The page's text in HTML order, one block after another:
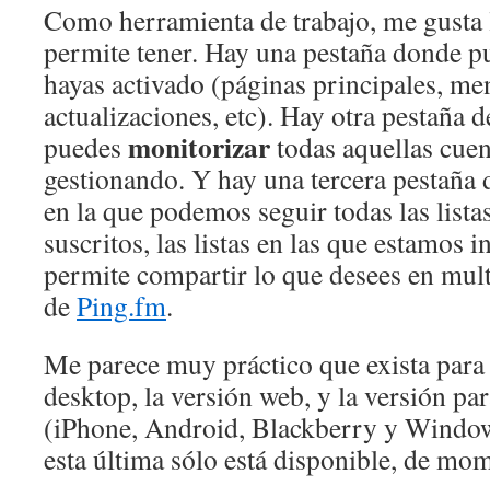
Como herramienta de trabajo, me
permite tener. Hay una pestaña donde
hayas activado (páginas principales,
actualizaciones, etc). Hay otra pestaña
puedes monitorizartodas aquellas
gestionando. Y hay una tercera pestaña
en la que podemos seguir todas las
suscritos, las listas en las que estamos
permite compartir lo que desees en
dePing.fm.
Me parece muy práctico que exista
desktop, la versión web, y la versión
(iPhone, Android, Blackberry y
esta última sólo está disponible, de